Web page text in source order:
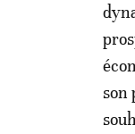
son